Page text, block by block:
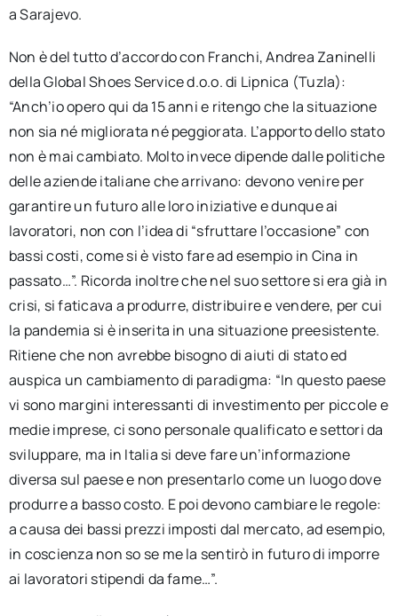
a Sarajevo.
Non è del tutto d’accordo con Franchi, Andrea Zaninelli
della Global Shoes Service d.o.o. di Lipnica (Tuzla):
“Anch’io opero qui da 15 anni e ritengo che la situazione
non sia né migliorata né peggiorata. L’apporto dello stato
non è mai cambiato. Molto invece dipende dalle politiche
delle aziende italiane che arrivano: devono venire per
garantire un futuro alle loro iniziative e dunque ai
lavoratori, non con l’idea di “sfruttare l’occasione” con
bassi costi, come si è visto fare ad esempio in Cina in
passato…”. Ricorda inoltre che nel suo settore si era già in
crisi, si faticava a produrre, distribuire e vendere, per cui
la pandemia si è inserita in una situazione preesistente.
Ritiene che non avrebbe bisogno di aiuti di stato ed
auspica un cambiamento di paradigma: “In questo paese
vi sono margini interessanti di investimento per piccole e
medie imprese, ci sono personale qualificato e settori da
sviluppare, ma in Italia si deve fare un’informazione
diversa sul paese e non presentarlo come un luogo dove
produrre a basso costo. E poi devono cambiare le regole:
a causa dei bassi prezzi imposti dal mercato, ad esempio,
in coscienza non so se me la sentirò in futuro di imporre
ai lavoratori stipendi da fame…”.